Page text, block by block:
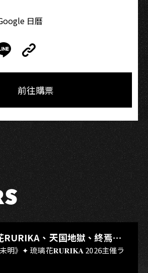
日曆
Link
前往購票
小庫
RURIKA、天国地獄、終焉
、DUALIA、無我夢中、花奏
（O.A.）
未明》✦ 琉璃花𝐑𝐔𝐑𝐈𝐊𝐀 2026主催ラ